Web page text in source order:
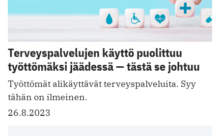
Terveyspalvelujen käyttö puolittuu
työttömäksi jäädessä — tästä se johtuu
Työttömät alikäyttävät terveyspalveluita. Syy
tähän on ilmeinen.
26.8.2023